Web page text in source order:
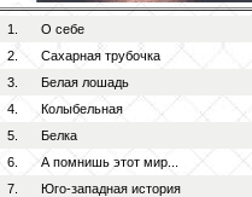
1.
О себе
2.
Сахарная трубочка
3.
Белая лошадь
4.
Колыбельная
5.
Белка
6.
А помнишь этот мир...
7.
Юго-западная история